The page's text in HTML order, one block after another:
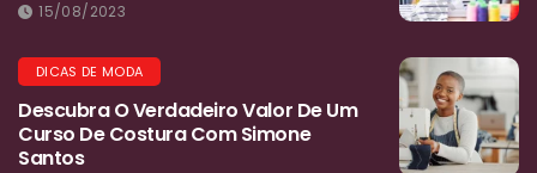
15/08/2023
DICAS DE MODA
Descubra O Verdadeiro Valor De Um
Curso De Costura Com Simone
Santos